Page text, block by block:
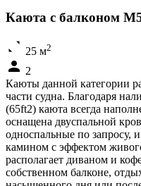
Каюта с балконом
25 м2
2
Каюты данной категории
части судна. Благодаря
(65ft2) каюта всегда
оснащена двуспальной
односпальные по запросу,
камином с эффектом
располагает диваном и
собственном балконе,